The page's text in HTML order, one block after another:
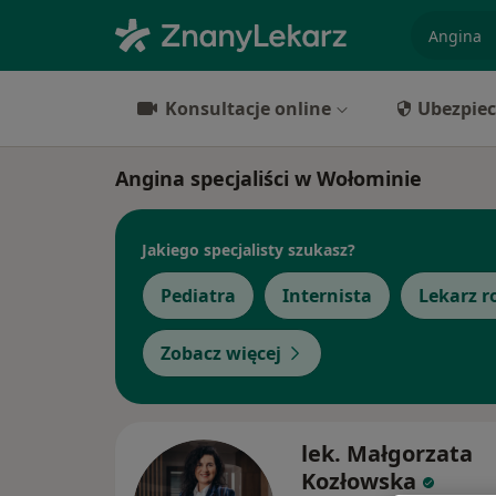
Konsultacje online
Angina specjaliści w Wołominie
Jakiego specjalisty szukasz?
Pediatra Internista Lekarz
Zobacz więcej
lek. Małgorzata
Kozłowska